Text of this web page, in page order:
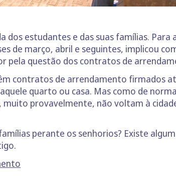
estudantes e das suas famílias. Para
de março, abril e seguintes, implicou
pela questão dos contratos de
contratos de arrendamento firmados
quarto ou casa. Mas como de
muito provavelmente, não voltam à
perante os senhorios? Existe